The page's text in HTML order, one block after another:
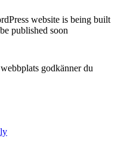
website is being built
published soon
godkänner du